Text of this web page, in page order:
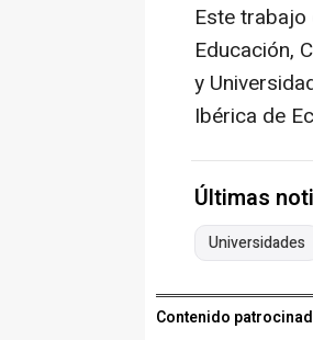
Este
Educación,
y
Ibérica de
Últimas
Universidades
Contenido